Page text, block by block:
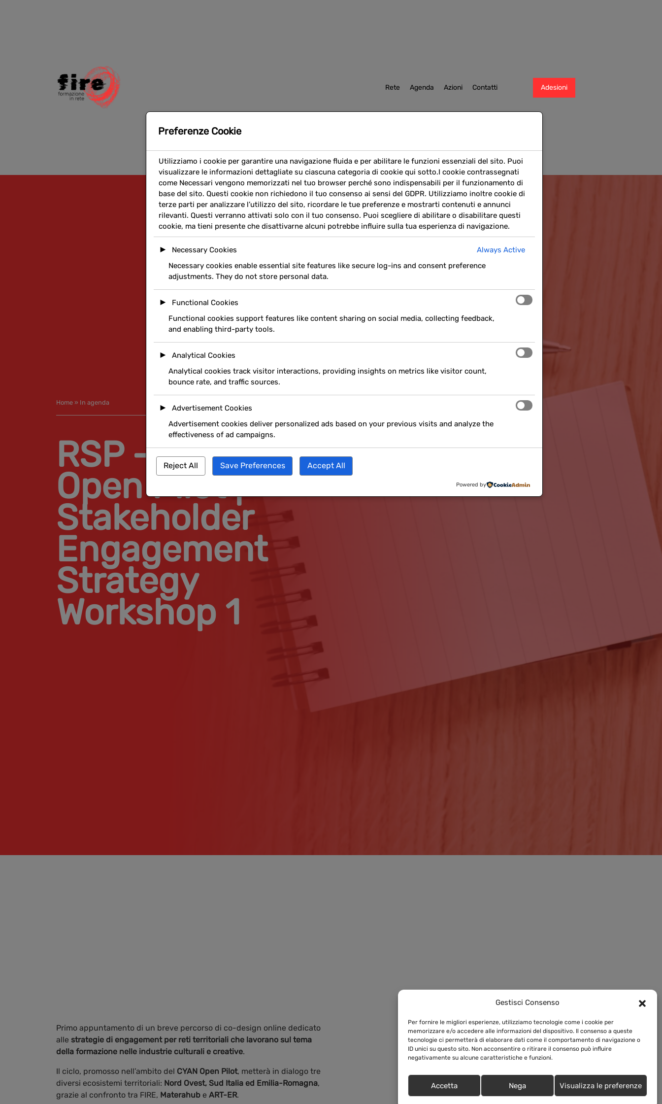
Gestisci Consenso
Per fornire le migliori esperienze, utilizziamo tecnologie come i cookie per
memorizzare e/o accedere alle informazioni del dispositivo. Il consenso a queste
tecnologie ci permetterà di elaborare dati come il comportamento di navigazione o
ID unici su questo sito. Non acconsentire o ritirare il consenso può influire
negativamente su alcune caratteristiche e funzioni.
Accetta Nega Visualizza le preferenze
Rete Agenda Azioni Contatti Adesioni
Home » In agenda
RSP – CYAN
Open Pilot |
Stakeholder
Engagement
Strategy
Workshop 1
Primo appuntamento di un breve percorso di co-design online dedicato
alle strategie di engagement per reti territoriali che lavorano sul tema
della formazione nelle industrie culturali e creative.
Il ciclo, promosso nell’ambito del CYAN Open Pilot, metterà in dialogo tre
diversi ecosistemi territoriali: Nord Ovest, Sud Italia ed Emilia-Romagna,
grazie al confronto tra FIRE, Materahub e ART-ER.
Open day
Hybride spaces of F.i.Re.
Preferenze Cookie
Utilizziamo i cookie per garantire una navigazione fluida e per abilitare le funzioni essenziali del sito. Puoi
visualizzare le informazioni dettagliate su ciascuna categoria di cookie qui sotto.I cookie contrassegnati
come Necessari vengono memorizzati nel tuo browser perché sono indispensabili per il funzionamento di
base del sito. Questi cookie non richiedono il tuo consenso ai sensi del GDPR. Utilizziamo inoltre cookie di
terze parti per analizzare l’utilizzo del sito, ricordare le tue preferenze e mostrarti contenuti e annunci
rilevanti. Questi verranno attivati solo con il tuo consenso. Puoi scegliere di abilitare o disabilitare questi
cookie, ma tieni presente che disattivarne alcuni potrebbe influire sulla tua esperienza di navigazione.
► Necessary Cookies
Always Active
Necessary cookies enable essential site features like secure log-ins and consent preference
adjustments. They do not store personal data.
►
Functional Cookies
Functional cookies support features like content sharing on social media, collecting feedback,
and enabling third-party tools.
►
Analytical Cookies
Analytical cookies track visitor interactions, providing insights on metrics like visitor count,
bounce rate, and traffic sources.
►
Advertisement Cookies
Advertisement cookies deliver personalized ads based on your previous visits and analyze the
effectiveness of ad campaigns.
Reject All Save Preferences Accept All
Powered by